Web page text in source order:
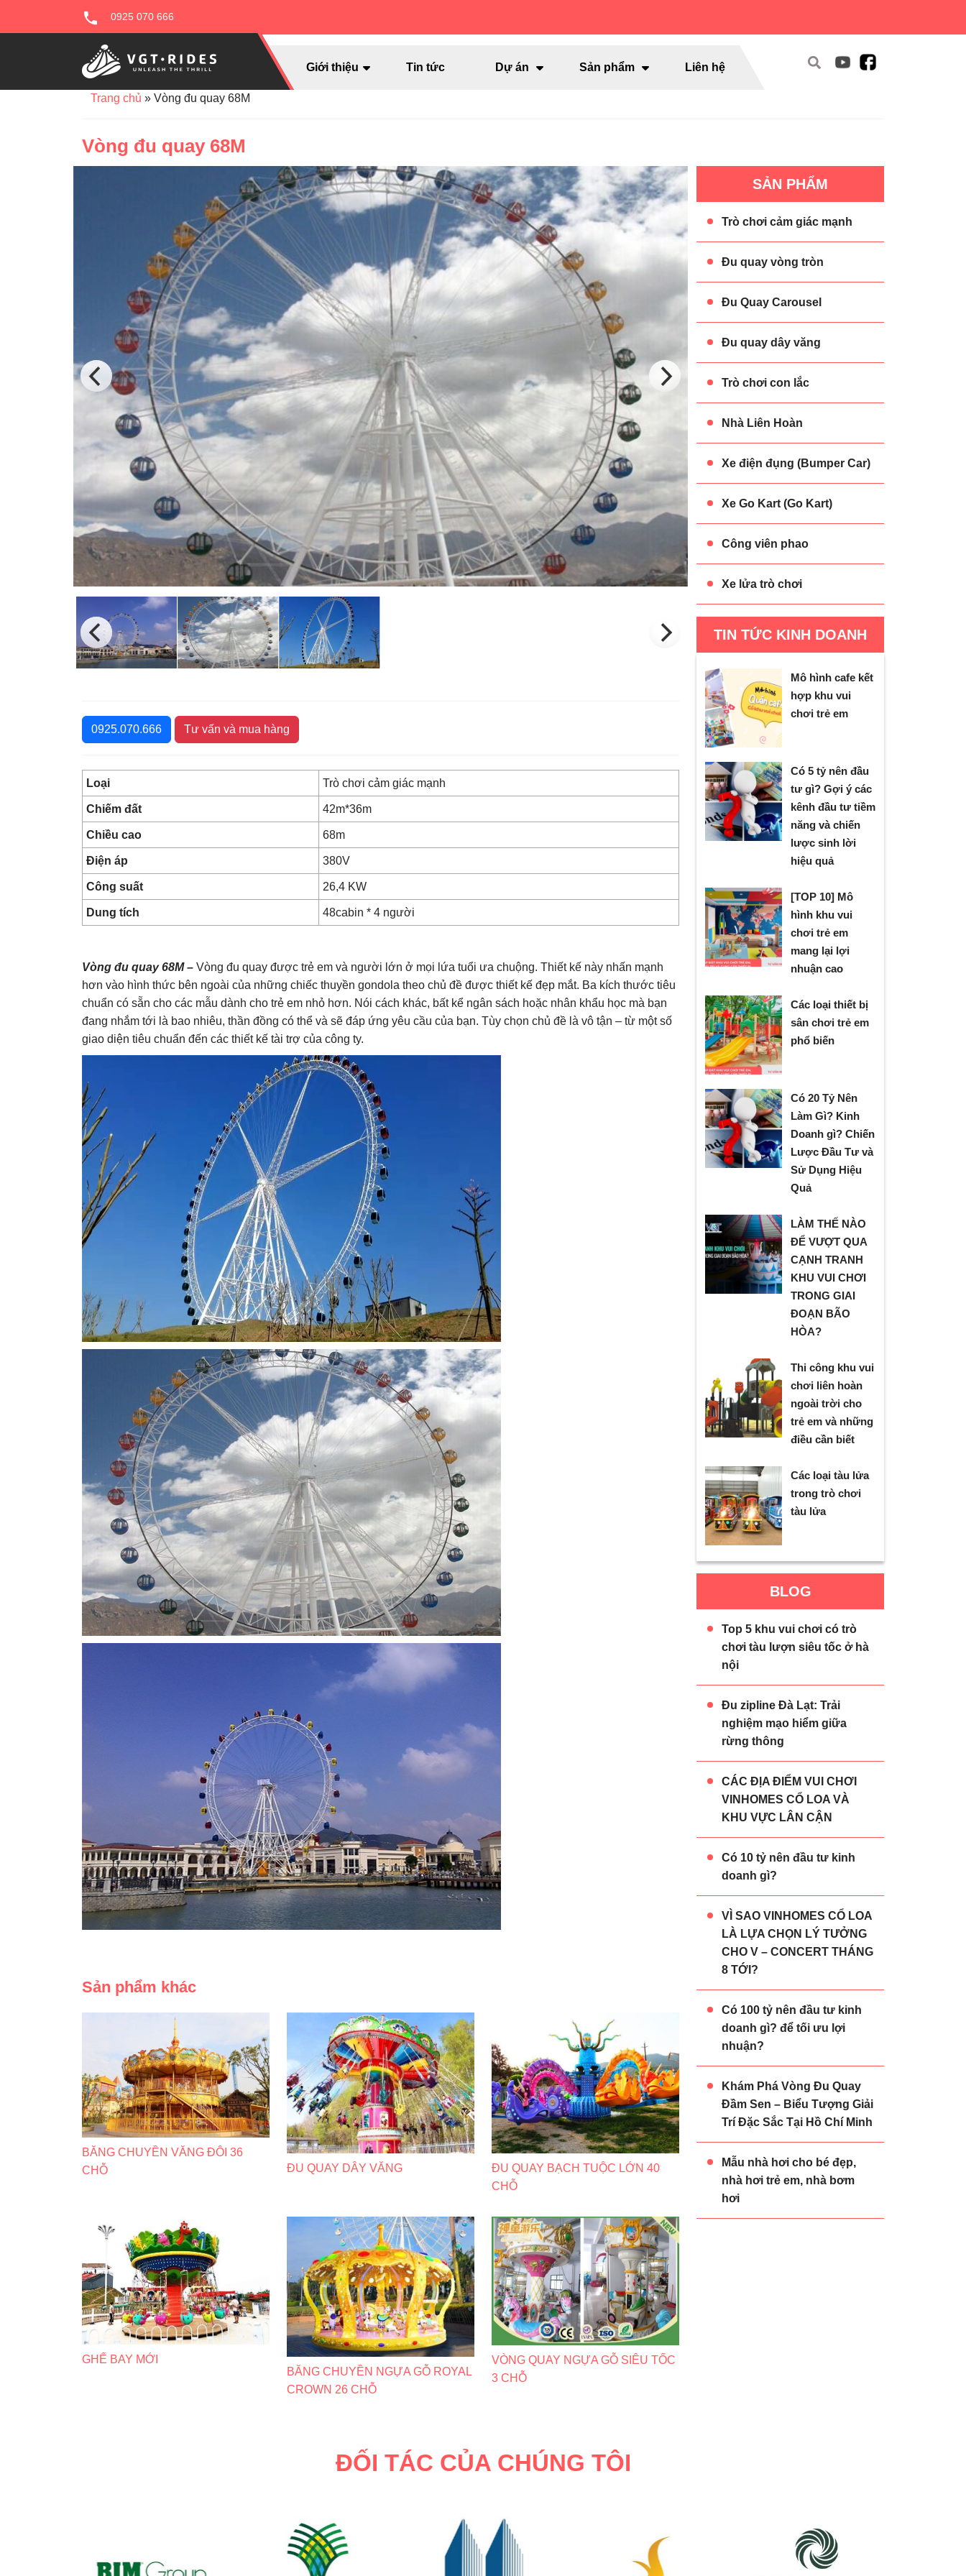
0925 070 666
Giới thiệu Tin tức Dự án Sản phẩm Liên hệ
Trang chủ » Vòng đu quay 68M
Vòng đu quay 68M
0925.070.666 Tư vấn và mua hàng
Loại Trò chơi cảm giác mạnh
Chiếm đất 42m*36m
Chiều cao 68m
Điện áp 380V
Công suất 26,4 KW
Dung tích 48cabin * 4 người
Vòng đu quay 68M – Vòng đu quay được trẻ em và người lớn ở mọi lứa tuổi ưa chuộng. Thiết kế này nhấn mạnh
hơn vào hình thức bên ngoài của những chiếc thuyền gondola theo chủ đề được thiết kế đẹp mắt. Ba kích thước tiêu
chuẩn có sẵn cho các mẫu dành cho trẻ em nhỏ hơn. Nói cách khác, bất kể ngân sách hoặc nhân khẩu học mà bạn
đang nhắm tới là bao nhiêu, thần đồng có thể và sẽ đáp ứng yêu cầu của bạn. Tùy chọn chủ đề là vô tận – từ một số
giao diện tiêu chuẩn đến các thiết kế tài trợ của công ty.
Sản phẩm khác
BĂNG CHUYỀN VĂNG ĐÔI 36
CHỖ
ĐU QUAY DÂY VĂNG
ĐU QUAY BẠCH TUỘC LỚN 40
CHỖ
GHẾ BAY MỚI
BĂNG CHUYỀN NGỰA GỖ ROYAL
CROWN 26 CHỖ
VÒNG QUAY NGỰA GỖ SIÊU TỐC
3 CHỖ
SẢN PHẨM
Trò chơi cảm giác mạnh
Đu quay vòng tròn
Đu Quay Carousel
Đu quay dây văng
Trò chơi con lắc
Nhà Liên Hoàn
Xe điện đụng (Bumper Car)
Xe Go Kart (Go Kart)
Công viên phao
Xe lửa trò chơi
TIN TỨC KINH DOANH
Mô hình cafe kết
hợp khu vui
chơi trẻ em
Có 5 tỷ nên đầu
tư gì? Gợi ý các
kênh đầu tư tiềm
năng và chiến
lược sinh lời
hiệu quả
[TOP 10] Mô
hình khu vui
chơi trẻ em
mang lại lợi
nhuận cao
Các loại thiết bị
sân chơi trẻ em
phổ biến
Có 20 Tỷ Nên
Làm Gì? Kinh
Doanh gì? Chiến
Lược Đầu Tư và
Sử Dụng Hiệu
Quả
LÀM THẾ NÀO
ĐỂ VƯỢT QUA
CẠNH TRANH
KHU VUI CHƠI
TRONG GIAI
ĐOẠN BÃO
HÒA?
Thi công khu vui
chơi liên hoàn
ngoài trời cho
trẻ em và những
điều cần biết
Các loại tàu lửa
trong trò chơi
tàu lửa
BLOG
Top 5 khu vui chơi có trò
chơi tàu lượn siêu tốc ở hà
nội
Đu zipline Đà Lạt: Trải
nghiệm mạo hiểm giữa
rừng thông
CÁC ĐỊA ĐIỂM VUI CHƠI
VINHOMES CỔ LOA VÀ
KHU VỰC LÂN CẬN
Có 10 tỷ nên đầu tư kinh
doanh gì?
VÌ SAO VINHOMES CỔ LOA
LÀ LỰA CHỌN LÝ TƯỞNG
CHO V – CONCERT THÁNG
8 TỚI?
Có 100 tỷ nên đầu tư kinh
doanh gì? để tối ưu lợi
nhuận?
Khám Phá Vòng Đu Quay
Đầm Sen – Biểu Tượng Giải
Trí Đặc Sắc Tại Hồ Chí Minh
Mẫu nhà hơi cho bé đẹp,
nhà hơi trẻ em, nhà bơm
hơi
ĐỐI TÁC CỦA CHÚNG TÔI